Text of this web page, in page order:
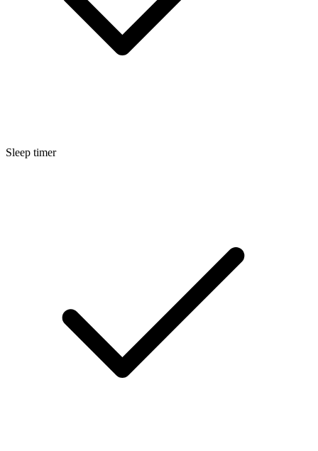
Sleep timer